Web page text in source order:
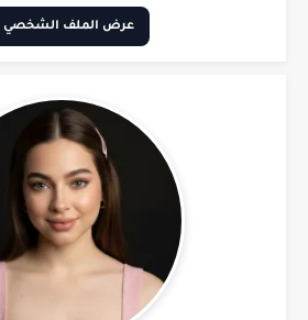
عرض الملف الشخصي